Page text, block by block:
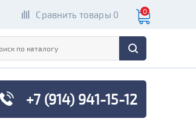
Сравнить товары 0 0
+7 (914) 941-15-12